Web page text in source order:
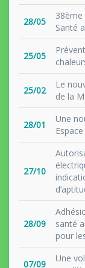
28/05
Santé
25/05
25/02
Le
de la
28/01
Une
27/10
28/09
santé
pour
07/09
Une